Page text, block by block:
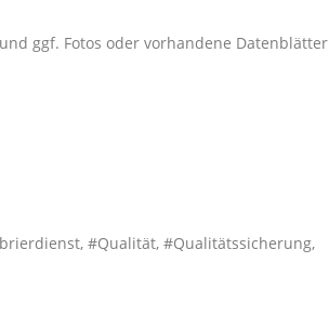
ggf. Fotos oder vorhandene Datenblätter
#Qualität, #Qualitätssicherung,